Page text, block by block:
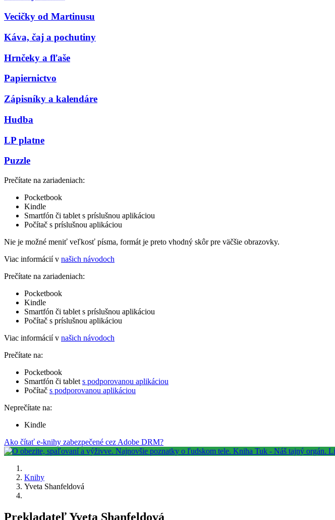
Vecičky od Martinusu
Káva, čaj a pochutiny
Hrnčeky a fľaše
Papiernictvo
Zápisníky a kalendáre
Hudba
LP platne
Puzzle
Prečítate na zariadeniach:
Pocketbook
Kindle
Smartfón či tablet s príslušnou aplikáciou
Počítač s príslušnou aplikáciou
Nie je možné meniť veľkosť písma, formát je preto vhodný skôr pre väčšie obrazovky.
Viac informácií v našich návodoch
Prečítate na zariadeniach:
Pocketbook
Kindle
Smartfón či tablet s príslušnou aplikáciou
Počítač s príslušnou aplikáciou
Viac informácií v našich návodoch
Prečítate na:
Pocketbook
Smartfón či tablet s podporovanou aplikáciou
Počítač s podporovanou aplikáciou
Neprečítate na:
Kindle
Ako čítať e-knihy zabezpečené cez Adobe DRM?
Knihy
Yveta Shanfeldová
Prekladateľ Yveta Shanfeldová